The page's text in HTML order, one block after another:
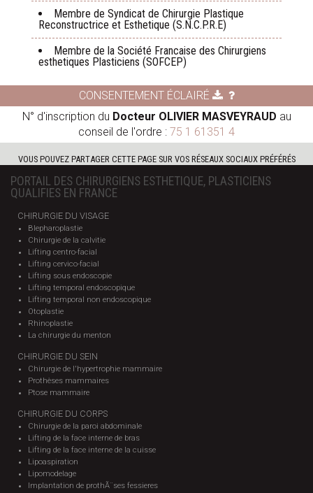
Membre de Syndicat de Chirurgie Plastique
Reconstructrice et Esthetique (S.N.C.P.R.E)
Membre de la Société Francaise des Chirurgiens
esthetiques Plasticiens (SOFCEP)
CONSENTEMENT ÉCLAIRÉ
N° d'inscription du Docteur OLIVIER MASVEYRAUD au
conseil de l'ordre : 75 1 61351 4
VOUS POUVEZ PARTAGER CETTE PAGE SUR VOS RÉSEAUX SOCIAUX PRÉFÉRÉS
PORTAIL DES CHIRURGIENS ESTHETIQUE, PLASTICIENS
QUALIFIES EN FRANCE
CHIRURGIE DU VISAGE
Blepharoplastie
Chirurgie de la calvitie
Lifting centro-facial
Lifting cervico-facial
Lifting sous endoscopie
Lifting temporal endoscopique
Lifting temporal non endoscopique
Otoplastie
Rhinoplastie
La chirurgie du menton
CHIRURGIE DU SEIN
Chirurgie de l'hypertrophie mammaire
Prothèses mammaires
Ptose mammaire
CHIRURGIE DU CORPS
Chirurgie de la paroi abdominale
Lifting de la face interne de bras
Lifting de la face interne de la cuisse
Lipoaspiration
Lipomodelage
Implantation de prothÃ¨ses fessieres